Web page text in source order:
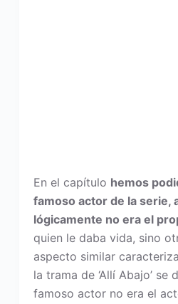
En el capítulo hemos
famoso actor de la serie,
lógicamente no era el
quien le daba vida, sino
aspecto similar
la trama de ‘Allí Abajo’ se
famoso actor no era el